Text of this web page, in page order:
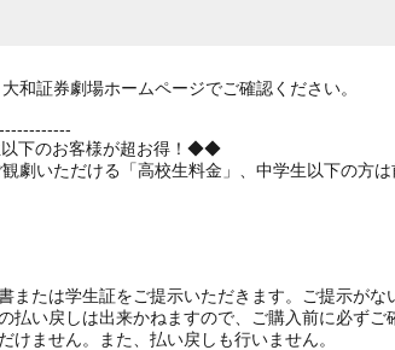
和証券劇場ホームページでご確認ください。
下のお客様が超お得！◆◆
劇いただける「高校生料金」、中学生以下の方
たは学生証をご提示いただきます。ご提示がな
い戻しは出来かねますので、ご購入前に必ずご
ません。また、払い戻しも行いません。